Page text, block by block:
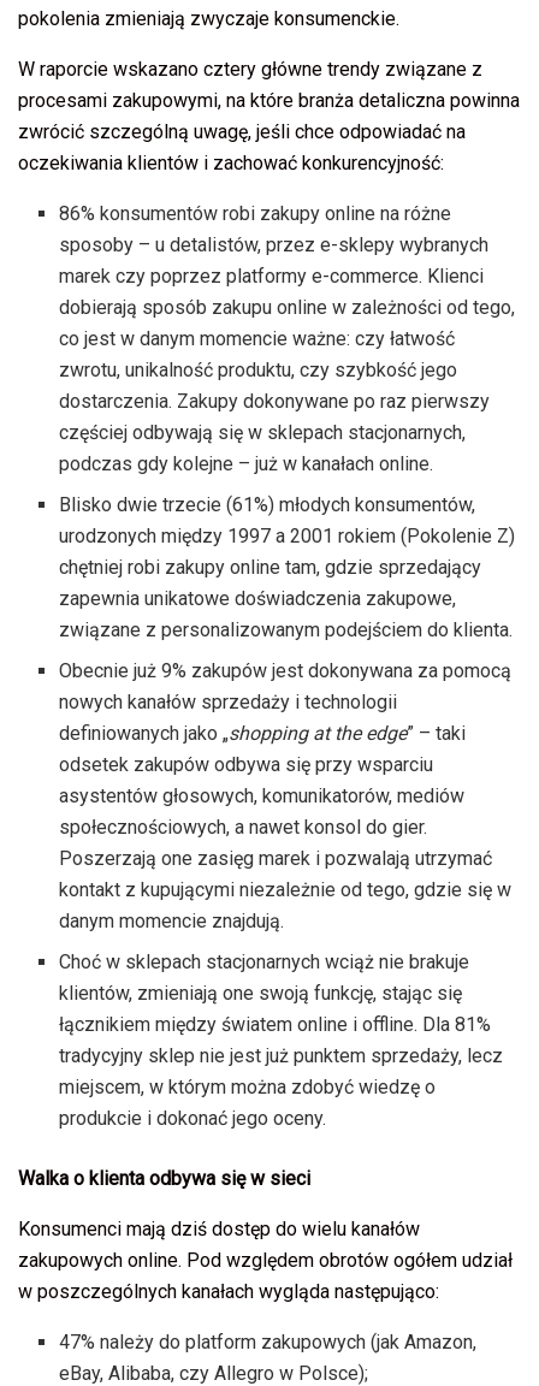
pokolenia zmieniają zwyczaje konsumenckie.
W raporcie wskazano cztery główne trendy związane z
procesami zakupowymi, na które branża detaliczna powinna
zwrócić szczególną uwagę, jeśli chce odpowiadać na
oczekiwania klientów i zachować konkurencyjność:
86% konsumentów robi zakupy online na różne
sposoby – u detalistów, przez e-sklepy wybranych
marek czy poprzez platformy e-commerce. Klienci
dobierają sposób zakupu online w zależności od tego,
co jest w danym momencie ważne: czy łatwość
zwrotu, unikalność produktu, czy szybkość jego
dostarczenia. Zakupy dokonywane po raz pierwszy
częściej odbywają się w sklepach stacjonarnych,
podczas gdy kolejne – już w kanałach online.
Blisko dwie trzecie (61%) młodych konsumentów,
urodzonych między 1997 a 2001 rokiem (Pokolenie Z)
chętniej robi zakupy online tam, gdzie sprzedający
zapewnia unikatowe doświadczenia zakupowe,
związane z personalizowanym podejściem do klienta.
Obecnie już 9% zakupów jest dokonywana za pomocą
nowych kanałów sprzedaży i technologii
definiowanych jako „shopping at the edge” – taki
odsetek zakupów odbywa się przy wsparciu
asystentów głosowych, komunikatorów, mediów
społecznościowych, a nawet konsol do gier.
Poszerzają one zasięg marek i pozwalają utrzymać
kontakt z kupującymi niezależnie od tego, gdzie się w
danym momencie znajdują.
Choć w sklepach stacjonarnych wciąż nie brakuje
klientów, zmieniają one swoją funkcję, stając się
łącznikiem między światem online i offline. Dla 81%
tradycyjny sklep nie jest już punktem sprzedaży, lecz
miejscem, w którym można zdobyć wiedzę o
produkcie i dokonać jego oceny.
Walka o klienta odbywa się w sieci
Konsumenci mają dziś dostęp do wielu kanałów
zakupowych online. Pod względem obrotów ogółem udział
w poszczególnych kanałach wygląda następująco:
47% należy do platform zakupowych (jak Amazon,
eBay, Alibaba, czy Allegro w Polsce);